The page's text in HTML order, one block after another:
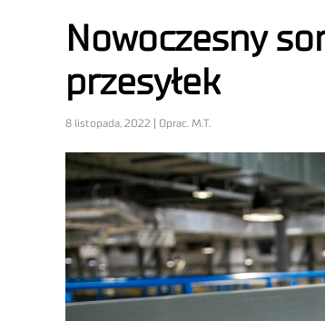
Nowoczesny
przesyłek
8 listopada, 2022 | Oprac. M.T.